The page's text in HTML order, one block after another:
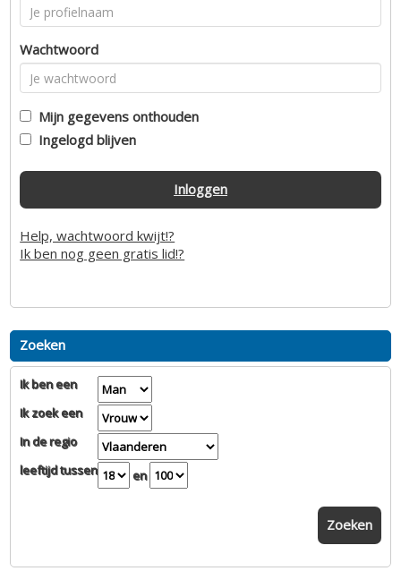
Wachtwoord
Mijn gegevens onthouden
Ingelogd blijven
Inloggen
Help, wachtwoord kwijt!?
Ik ben nog geen gratis lid!?
Zoeken
Ik ben een
Ik zoek een
In de regio
leeftijd tussen
en
Zoeken